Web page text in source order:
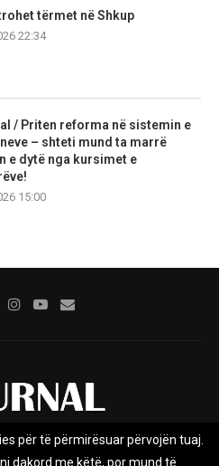
tërmet në Shkup
22:34
/ Priten reforma në sistemin e
– shteti mund ta marrë
e dytë nga kursimet e
15:00
Marketing
për të përmirësuar përvojën tuaj.
dakord me këtë, por mund të